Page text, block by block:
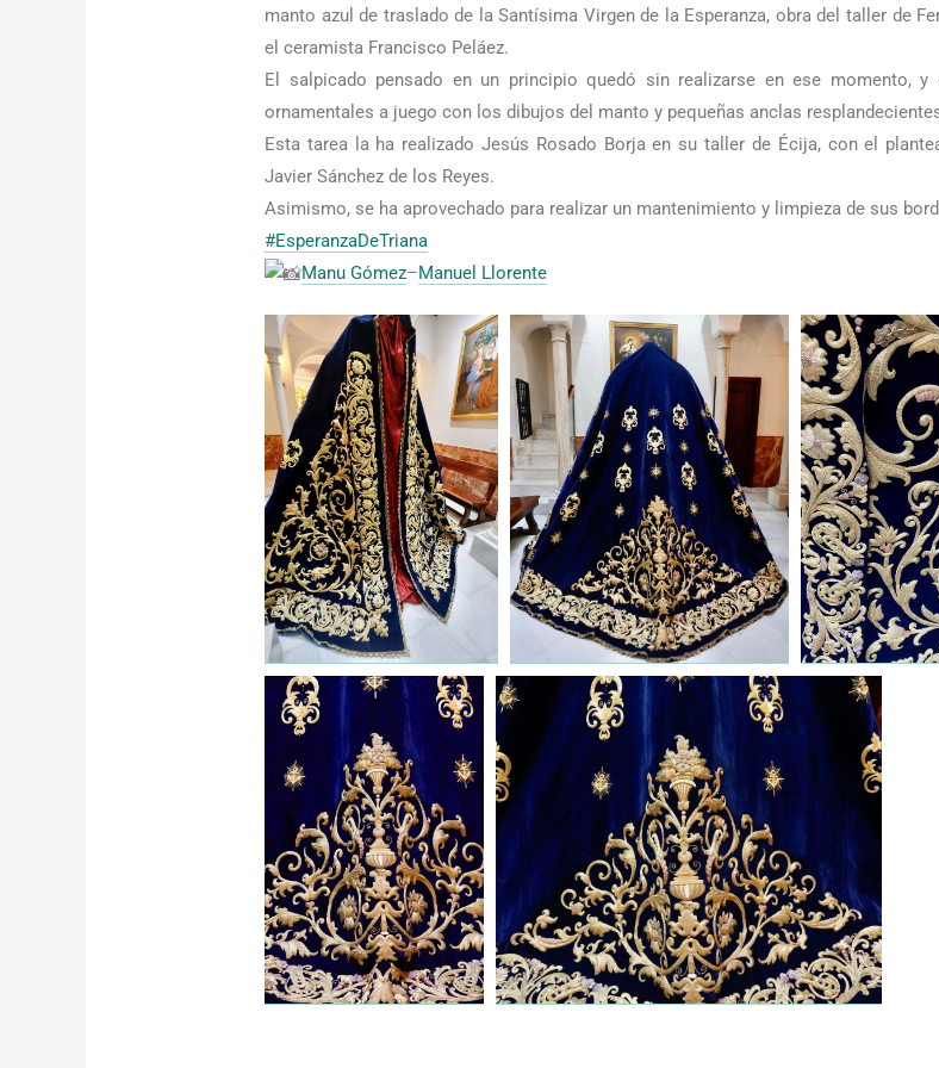
manto azul de traslado de la Santísima Virgen de la Esperanza, obra del taller de
el ceramista Francisco Peláez.
El salpicado pensado en un principio quedó sin realizarse en ese momento,
ornamentales a juego con los dibujos del manto y pequeñas anclas
Esta tarea la ha realizado Jesús Rosado Borja en su taller de Écija, con el
Javier Sánchez de los Reyes.
Asimismo, se ha aprovechado para realizar un mantenimiento y limpieza de sus
#EsperanzaDeTriana
Manu Gómez–Manuel Llorente